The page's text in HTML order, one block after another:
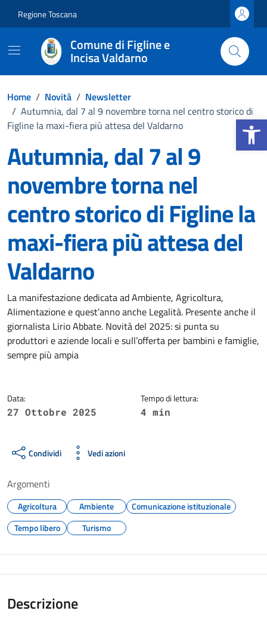
Apri la
Regione Toscana
Comune di Figline e
Incisa Valdarno
Home / Novità / Newsletter
/ Autumnia, dal 7 al 9 novembre torna nel centro storico di
Figline la maxi-fiera più attesa del Valdarno
Autumnia, dal 7 al 9
novembre torna nel
centro storico di Figline la
maxi-fiera più attesa del
Valdarno
Dettagli della notizia
La manifestazione dedicata ad Ambiente, Agricoltura,
Alimentazione e quest’anno anche Legalità. Presente anche il
giornalista Lirio Abbate. Novità del 2025: si punta su
produttori e aziende locali e sull’offerta per bambini e famiglie,
sempre più ampia
Data:
27 Ottobre 2025
Tempo di lettura:
4 min
Condividi Vedi azioni
Argomenti
Agricoltura Ambiente
Comunicazione istituzionale
Tempo libero
Turismo
Descrizione